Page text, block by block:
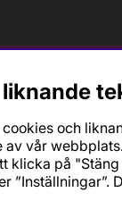
och
av vår
klicka på
”Inställningar”.